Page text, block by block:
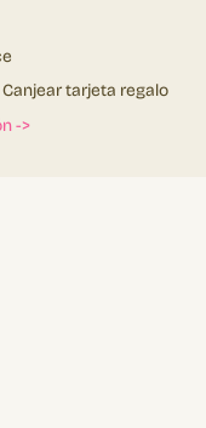
Canjear tarjeta regalo
->